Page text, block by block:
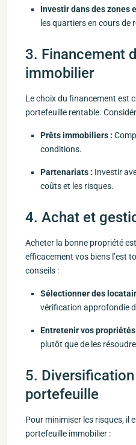
Investir dans des zones⁢
les quartiers en cours de
3. Financement
immobilier
Le choix du financement est‌
portefeuille rentable.
Prêts immobiliers :
conditions.
Partenariats : ‌Investir
coûts et les risques.
4. Achat et
Acheter la bonne ⁢propriété
efficacement vos biens l’est
conseils :
Sélectionner des
vérification approfondie
Entretenir vos propriétés
plutôt ‌que de les
5. Diversification
portefeuille
Pour minimiser les‍ risques, il
portefeuille immobilier :